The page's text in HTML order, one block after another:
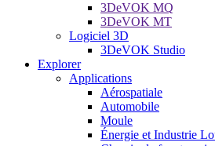
3DeVOK MQ
3DeVOK MT
Logiciel 3D
3DeVOK Studio
Explorer
Applications
Aérospatiale
Automobile
Moule
Énergie et Industrie